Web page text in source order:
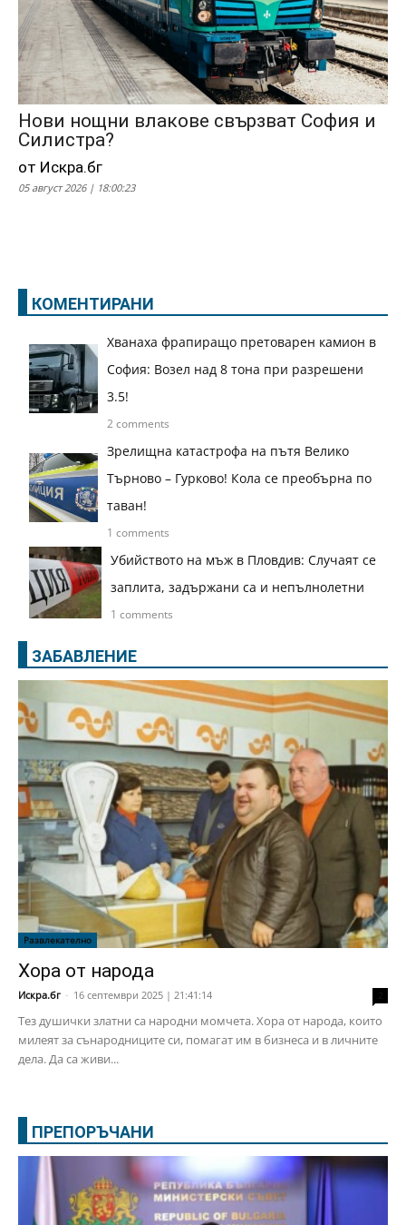
Нови нощни влакове свързват София и
Силистра?
от Искра.бг
05 август 2026 | 18:00:23
КОМЕНТИРАНИ
Хванаха фрапиращо претоварен камион в
София: Возел над 8 тона при разрешени
3.5!
2 comments
Зрелищна катастрофа на пътя Велико
Търново – Гурково! Кола се преобърна по
таван!
1 comments
Убийството на мъж в Пловдив: Случаят се
заплита, задържани са и непълнолетни
1 comments
ЗАБАВЛЕНИЕ
Развлекателно
Хора от народа
Искра.бг - 16 септември 2025 | 21:41:14
Тез душички златни са народни момчета. Хора от народа, които
милеят за сънародниците си, помагат им в бизнеса и в личните
дела. Да са живи...
ПРЕПОРЪЧАНИ